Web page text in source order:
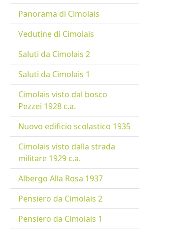
Panorama di Cimolais
Vedutine di Cimolais
Saluti da Cimolais 2
Saluti da Cimolais 1
Cimolais visto dal bosco
Pezzei 1928 c.a.
Nuovo edificio scolastico 1935
Cimolais visto dalla strada
militare 1929 c.a.
Albergo Alla Rosa 1937
Pensiero da Cimolais 2
Pensiero da Cimolais 1